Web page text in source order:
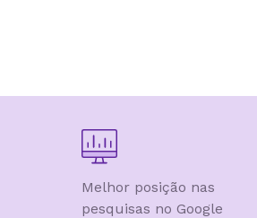
Melhor posição nas
pesquisas no Google